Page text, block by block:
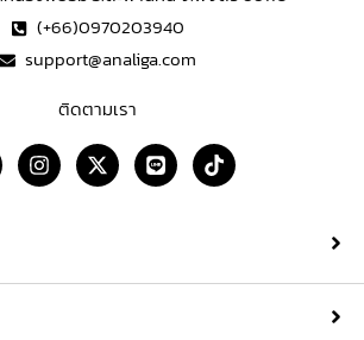
(+66)0970203940
support@analiga.com
ติดตามเรา
I
n
s
r
X
-
t
t
L
i
n
T
i
k